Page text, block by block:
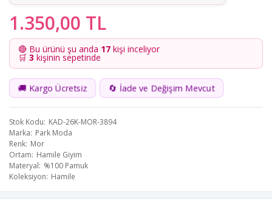
1.350,00 TL
🔴 Bu ürünü şu anda 17 kişi inceliyor
🛒 3 kişinin sepetinde
🚚 Kargo Ücretsiz 🔄 İade ve Değişim Mevcut
Stok Kodu KAD-26K-MOR-3894
Marka Park Moda
Renk Mor
Ortam Hamile Giyim
Materyal %100 Pamuk
Koleksiyon Hamile